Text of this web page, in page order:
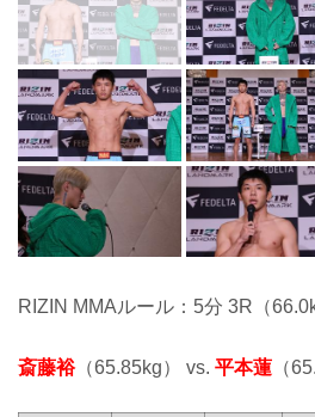
RIZIN MMAルール：5分 3R（
斎藤裕（65.85kg） vs. 平本蓮 （